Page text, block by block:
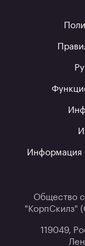
Информация
Общество с
"КорпСкилз"
119049,